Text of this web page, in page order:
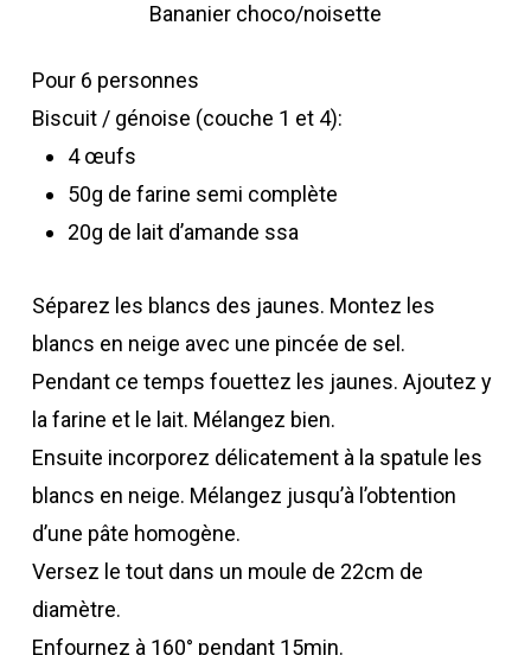
Bananier choco/noisette
Pour 6 personnes
Biscuit / génoise (couche 1 et 4):
4 œufs
50g de farine semi complète
20g de lait d’amande ssa
Séparez les blancs des jaunes. Montez les
blancs en neige avec une pincée de sel.
Pendant ce temps fouettez les jaunes. Ajoutez y
la farine et le lait. Mélangez bien.
Ensuite incorporez délicatement à la spatule les
blancs en neige. Mélangez jusqu’à l’obtention
d’une pâte homogène.
Versez le tout dans un moule de 22cm de
diamètre.
Enfournez à 160° pendant 15min.